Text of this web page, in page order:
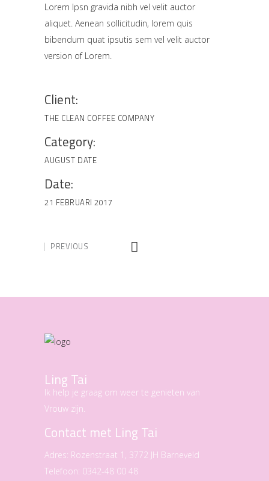
Lorem Ipsn gravida nibh vel velit auctor
aliquet. Aenean sollicitudin, lorem quis
bibendum quat ipsutis sem vel velit auctor
version of Lorem.
Client:
THE CLEAN COFFEE COMPANY
Category:
AUGUST DATE
Date:
21 FEBRUARI 2017
PREVIOUS
Ling Tai
Ik help je graag om weer te genieten van
Vrouw zijn.
Contact met Ling Tai
Adres: Rozenstraat 1, 3772 JH Barneveld
Telefoon: 0342-48 00 48